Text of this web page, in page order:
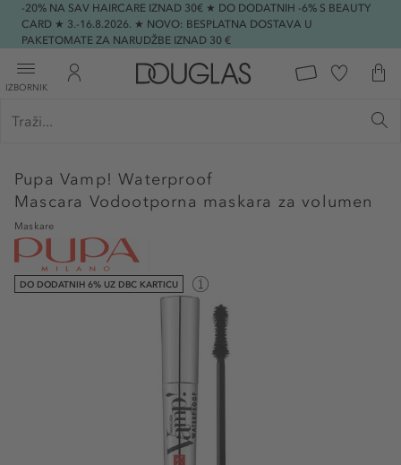
-20% NA SAV HAIRCARE IZNAD 30€ ★ DO DODATNIH -6% S BEAUTY
CARD ★ 3.-16.8.2026. ★ NOVO: BESPLATNA DOSTAVA U
PAKETOMATE ZA NARUDŽBE IZNAD 30 €
IZBORNIK
Pupa Vamp! Waterproof
Mascara Vodootporna maskara za volumen
Maskare
DO DODATNIH 6% UZ DBC KARTICU